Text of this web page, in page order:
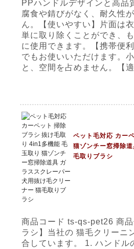
PPハンドルデザインと高品
腐食や錆びがなく、耐久性
ん。【使いやすい】片面は
単に取り除くことができ、
に使用できます。【携帯便
でもお使いいただけます。
と、空間を占めません。【
ペット毛対応 カー
猫ゾンチー窓掃除
毛取りブラシ
商品コード ts-qs-pet26 商
ラシ】当社の 猫毛クリーニ
合しています。 1. ハンドル